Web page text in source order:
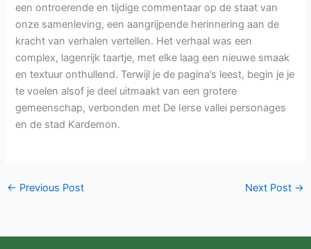
een ontroerende en tijdige commentaar op de staat van
onze samenleving, een aangrijpende herinnering aan de
kracht van verhalen vertellen. Het verhaal was een
complex, lagenrijk taartje, met elke laag een nieuwe smaak
en textuur onthullend. Terwijl je de pagina’s leest, begin je je
te voelen alsof je deel uitmaakt van een grotere
gemeenschap, verbonden met De Ierse vallei personages
en de stad Kardemon.
← Previous Post Next Post →